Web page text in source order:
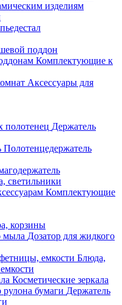
изделиям
поддон
Комплектующие к
Аксессуары для
Держатель
Полотенцедержатель
светильники
Комплектующие
корзины
Дозатор для жидкого
Блюда,
Косметические зеркала
Держатель